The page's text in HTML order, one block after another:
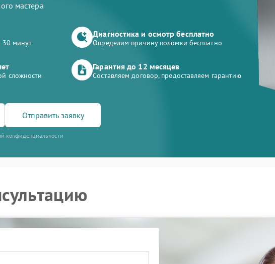
мастера
30 минут
Диагностика и осмотр бесплатно
Определим причину поломки бесплатно
сложности
Гарантия до 12 месяцев
Составляем договор, предоставляем гарантию
Отправить заявку
конфиденциальности